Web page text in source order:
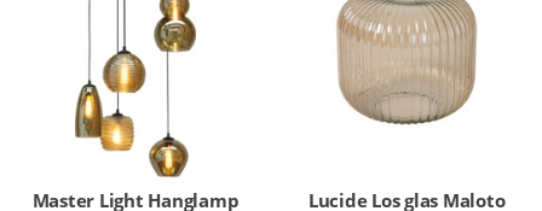
Master Light Hanglamp
Lucide Los glas Maloto